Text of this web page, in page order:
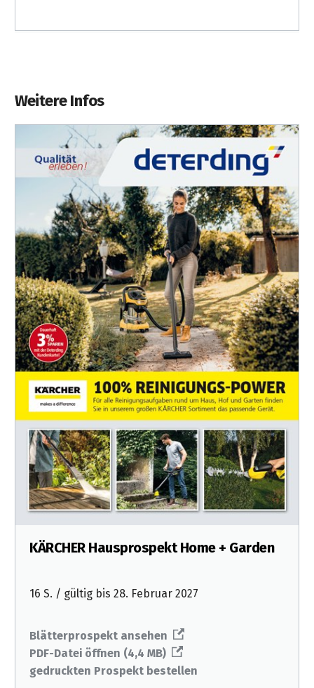
Weitere Infos
KÄRCHER Hausprospekt Home + Garden
16 S. / gültig bis 28. Februar 2027
Blätterprospekt ansehen
PDF-Datei öffnen (4,4 MB)
gedruckten Prospekt bestellen